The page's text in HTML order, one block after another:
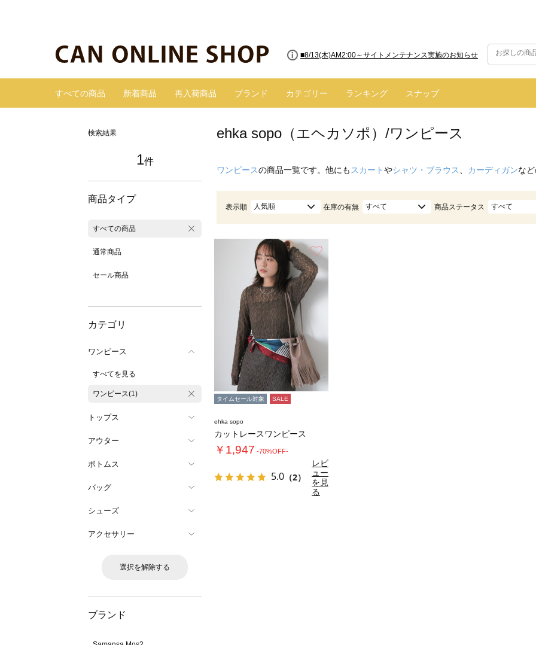
■8/13(木)AM2:00～サイトメンテナンス実施のお知らせ
すべての商品 新着商品 再入荷商品 ブランド カテゴリー ランキング スナップ
検索結果
1件
商品タイプ
すべての商品
通常商品
セール商品
カテゴリ
ワンピース
すべてを見る
ワンピース(1)
トップス
アウター
ボトムス
バッグ
シューズ
アクセサリー
選択を解除する
ブランド
ehka sopo（エヘカソポ）/ワンピース
ワンピースの商品一覧です。他にも スカートやシャツ・ブラウス カーディガンな
表示順 人気順 在庫の有無 すべて 商品ステータス すべて
タイムセール対象 SALE
ehka sopo
カットレースワンピース
￥1,947 -70%OFF-
5.0 （2）
レビ
ュー
を見
る